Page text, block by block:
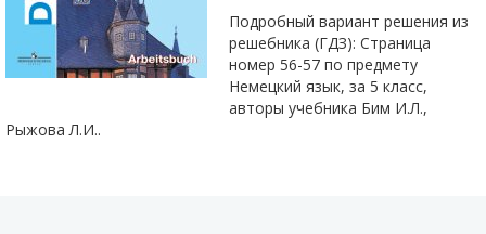
Подробный вариант решения из
решебника (ГДЗ): Страница
номер 56-57 по предмету
Немецкий язык, за 5 класс,
авторы учебника Бим И.Л.,
Рыжова Л.И..